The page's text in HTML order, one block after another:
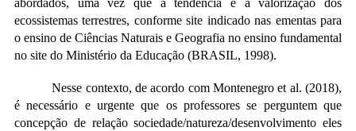
abordados, uma vez que a tendência é a valorização dos
ecossistemas terrestres, conforme site indicado nas ementas para
o ensino de Ciências Naturais e Geografia no ensino fundamental
no site do Ministério da Educação (BRASIL, 1998).
Nesse contexto, de acordo com Montenegro et al. (2018),
é necessário e urgente que os professores se perguntem que
concepção de relação sociedade/natureza/desenvolvimento eles